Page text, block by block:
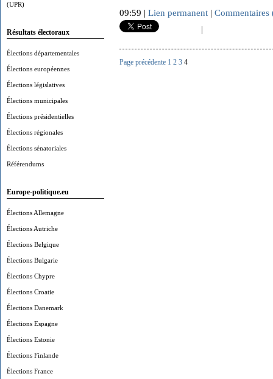
(UPR)
Résultats électoraux
Élections départementales
Élections européennes
Élections législatives
Élections municipales
Élections présidentielles
Élections régionales
Élections sénatoriales
Référendums
Europe-politique.eu
Élections Allemagne
Élections Autriche
Élections Belgique
Élections Bulgarie
Élections Chypre
Élections Croatie
Élections Danemark
Élections Espagne
Élections Estonie
Élections Finlande
Élections France
09:59 | Lien permanent | Commentaires
|
Page précédente 1 2 3 4